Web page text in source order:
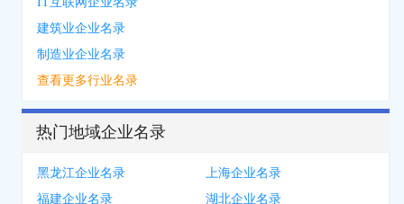
建筑业企业名录
制造业企业名录
查看更多行业名录
热门地域企业名录
黑龙江企业名录
上海企业名录
福建企业名录
湖北企业名录